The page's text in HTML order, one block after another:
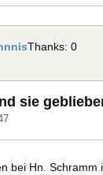
Thanks: 0
sie
bei Hn. Schramm